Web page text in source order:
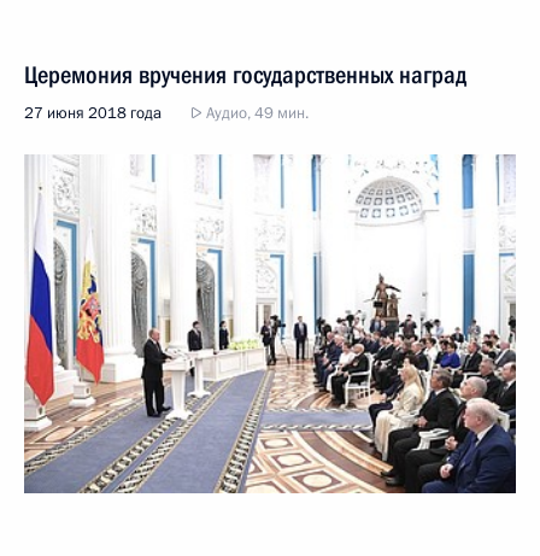
Церемония вручения государственных наград
27 июня 2018 года Аудио, 49 мин.